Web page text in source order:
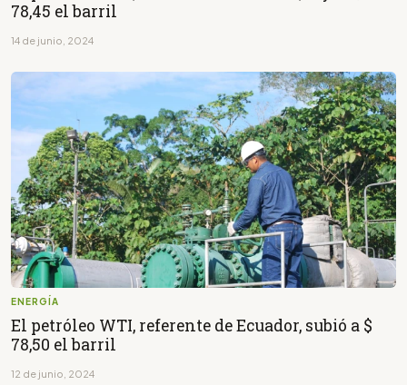
78,45 el barril
14 de junio, 2024
ENERGÍA
El petróleo WTI, referente de Ecuador, subió a $
78,50 el barril
12 de junio, 2024